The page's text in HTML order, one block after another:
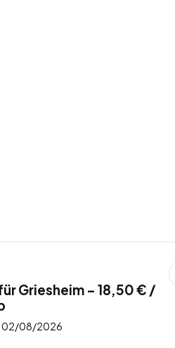
Griesheim – 18,50 € /
02/08/2026